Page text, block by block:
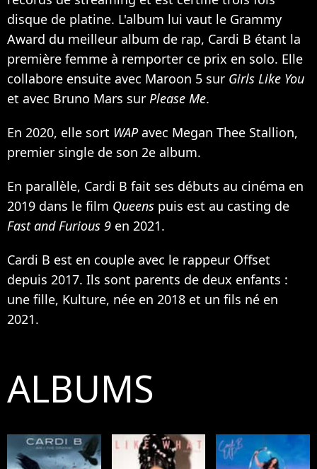
disque de platine. L'album lui vaut le Grammy
Award du meilleur album de rap, Cardi B étant la
première femme à remporter ce prix en solo. Elle
collabore ensuite avec Maroon 5 sur Girls Like You
et avec Bruno Mars sur Please Me.
En 2020, elle sort WAPavec Megan Thee Stallion,
premier single de son 2e album.
En parallèle, Cardi B fait ses débuts au cinéma en
2019 dans le film Queens puis est au casting de
Fast and Furious 9 en 2021.
Cardi B est en couple avec le rappeur Offset
depuis 2017. Ils sont parents de deux enfants :
une fille, Kulture, née en 2018 et un fils né en
2021.
ALBUMS